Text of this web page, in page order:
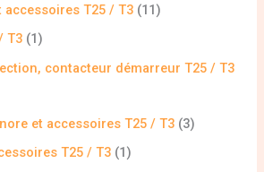
T25 / T3 11
T3 1
contacteur démarreur T25 / T3
et accessoires T25 / T3 3
T25 / T3 1